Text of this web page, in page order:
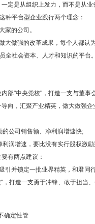
定是从组织上发力，而不是从
种平台型企业践行两个理念：
家的公司。
大做强的改革成果，每个人都
全社会资本、人才和知识的平台
部"中央党校"，打造一支与董事
向，汇聚产业精英，做大做强
公司销售额、净利润增速快;
润增速，要比没有实行股权激
有两点建议：
引并锁定一批业界精英，和君同
打造一支勇于冲锋、敢于担当
确定性管